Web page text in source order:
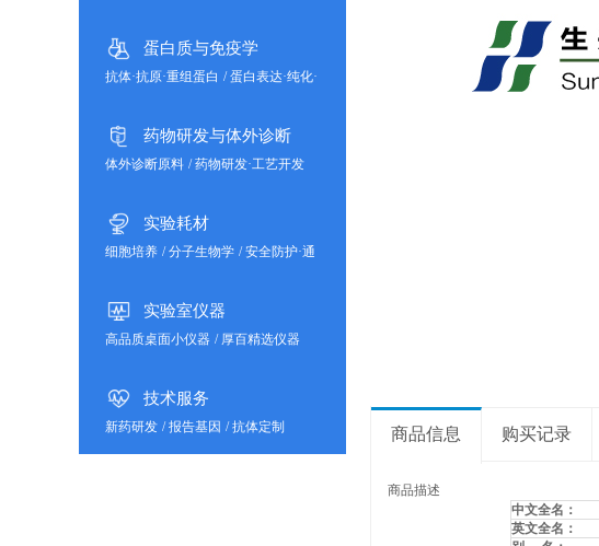
蛋白质与免疫学
抗体·抗原·重组蛋白 / 蛋白表达·纯化·
药物研发与体外诊断
体外诊断原料 / 药物研发·工艺开发
实验耗材
细胞培养 / 分子生物学 / 安全防护·通
实验室仪器
高品质桌面小仪器 / 厚百精选仪器
技术服务
新药研发 / 报告基因 / 抗体定制 商品信息 购买记录
商品描述
中文全名：
英文全名：